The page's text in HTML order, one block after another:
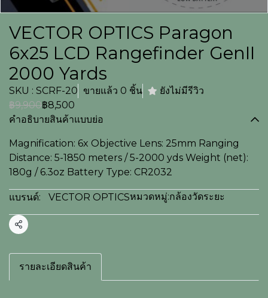
VECTOR OPTICS Paragon
6x25 LCD Rangefinder GenII
2000 Yards
SKU : SCRF-20 ขายแล้ว 0 ชิ้น
ยังไม่มีรีวิว
฿9,900฿8,500
คำอธิบายสินค้าแบบย่อ
Magnification: 6x Objective Lens: 25mm Ranging
Distance: 5-1850 meters / 5-2000 yds Weight (net):
180g / 6.3oz Battery Type: CR2032
แบรนด์: VECTOR OPTICSหมวดหมู่:กล้องวัดระยะ
แชร์
รายละเอียดสินค้า